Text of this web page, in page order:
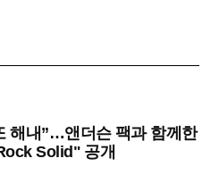
해내”…앤더슨 팩과 함께한
Solid" 공개